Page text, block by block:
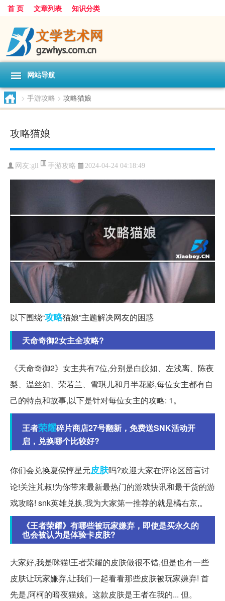
首 页 文章列表 知识分类
网站导航
> 手游攻略 > 攻略猫娘
攻略猫娘
网友:gll 手游攻略 2024-04-24 04:18:49
以下围绕“攻略猫娘”主题解决网友的困惑
天命奇御2女主全攻略?
《天命奇御2》女主共有7位,分别是白皎如、左浅离、陈夜
梨、温丝如、荣若兰、雪琪儿和月半花影,每位女主都有自
己的特点和故事,以下是针对每位女主的攻略: 1。
王者荣耀碎片商店27号翻新，免费送SNK活动开
启，兑换哪个比较好?
你们会兑换夏侯惇星元皮肤吗?欢迎大家在评论区留言讨
论!关注芃叔!为你带来最新最热门的游戏快讯和最干货的游
戏攻略! snk英雄兑换,我为大家第一推荐的就是橘右京,。
《王者荣耀》有哪些被玩家嫌弃，即使是买永久的
也会被认为是体验卡皮肤?
大家好,我是咪猫!王者荣耀的皮肤做很不错,但是也有一些
皮肤让玩家嫌弃,让我们一起看看那些皮肤被玩家嫌弃! 首
先是,阿柯的暗夜猫娘。这款皮肤是王者在我的... 但。